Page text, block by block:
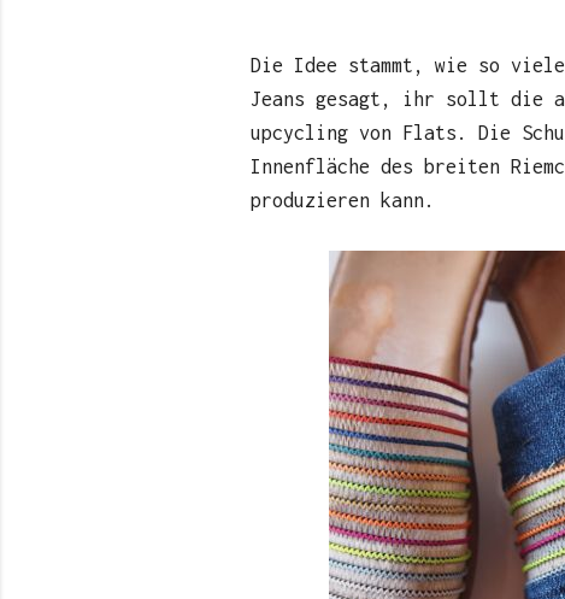
Die Idee stammt, wie so
Jeans gesagt, ihr sollt die
upcycling von Flats. Die
Innenfläche des breiten
produzieren kann.